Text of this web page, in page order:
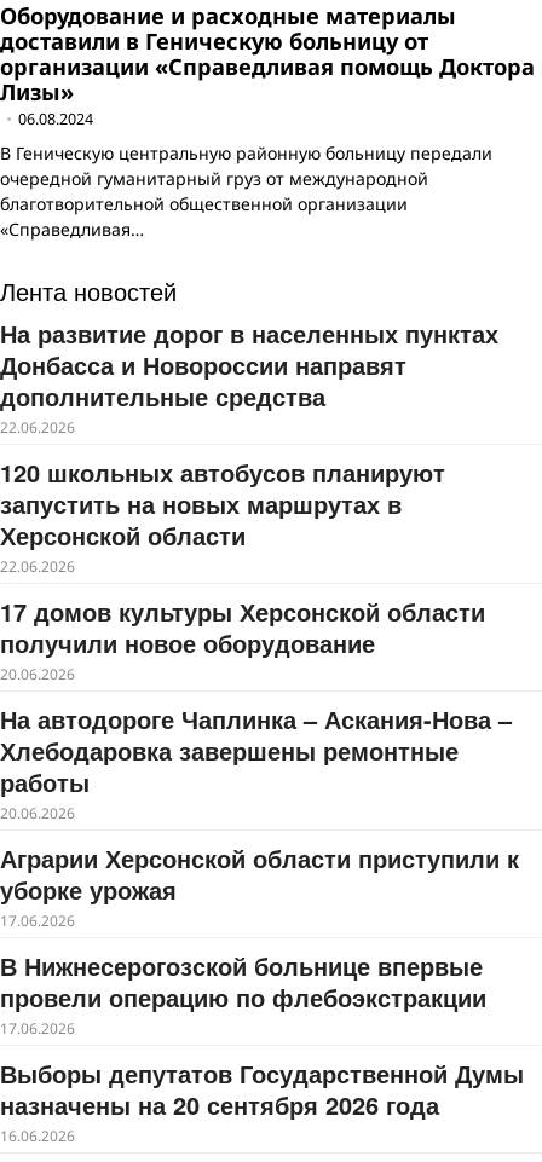
Оборудование и расходные материалы
доставили в Геническую больницу от
организации «Справедливая помощь Доктора
Лизы»
06.08.2024
В Геническую центральную районную больницу передали
очередной гуманитарный груз от международной
благотворительной общественной организации
«Справедливая…
Лента новостей
На развитие дорог в населенных пунктах
Донбасса и Новороссии направят
дополнительные средства
22.06.2026
120 школьных автобусов планируют
запустить на новых маршрутах в
Херсонской области
22.06.2026
17 домов культуры Херсонской области
получили новое оборудование
20.06.2026
На автодороге Чаплинка – Аскания-Нова –
Хлебодаровка завершены ремонтные
работы
20.06.2026
Аграрии Херсонской области приступили к
уборке урожая
17.06.2026
В Нижнесерогозской больнице впервые
провели операцию по флебоэкстракции
17.06.2026
Выборы депутатов Государственной Думы
назначены на 20 сентября 2026 года
16.06.2026